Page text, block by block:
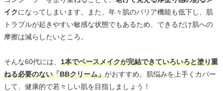
イクになってしまいます。また、年々肌のバリア機能も低下し、肌
トラブルが起きやすい敏感な状態でもあるため、できるだけ肌への
摩擦は減らしたいところ。
そんな60代には、 1本でベースメイクが完結できていろいろと塗り重
ねる必要のない「BBクリーム」がおすすめ。肌悩みを上手くカバー
して、健康的で若々しい肌を目指しましょう！